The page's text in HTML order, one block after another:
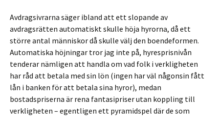
Avdragsivrarna säger ibland att ett slopande av
avdragsrätten automatiskt skulle höja hyrorna, då ett
större antal människor då skulle välj den boendeformen.
Automatiska höjningar tror jag inte på, hyresprisnivån
tenderar nämligen att handla om vad folk i verkligheten
har råd att betala med sin lön (ingen har väl någonsin fått
lån i banken för att betala sina hyror), medan
bostadspriserna är rena fantasipriser utan koppling till
verkligheten – egentligen ett pyramidspel där de som